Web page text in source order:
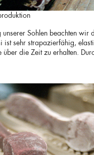
Sohlen beachten wir
ist sehr strapazierfähig,
über die Zeit zu erhalten.